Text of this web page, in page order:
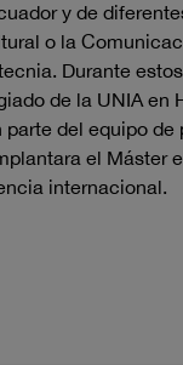
y de
o la
Durante
de la UNIA en
del equipo
el Máster
internacional.